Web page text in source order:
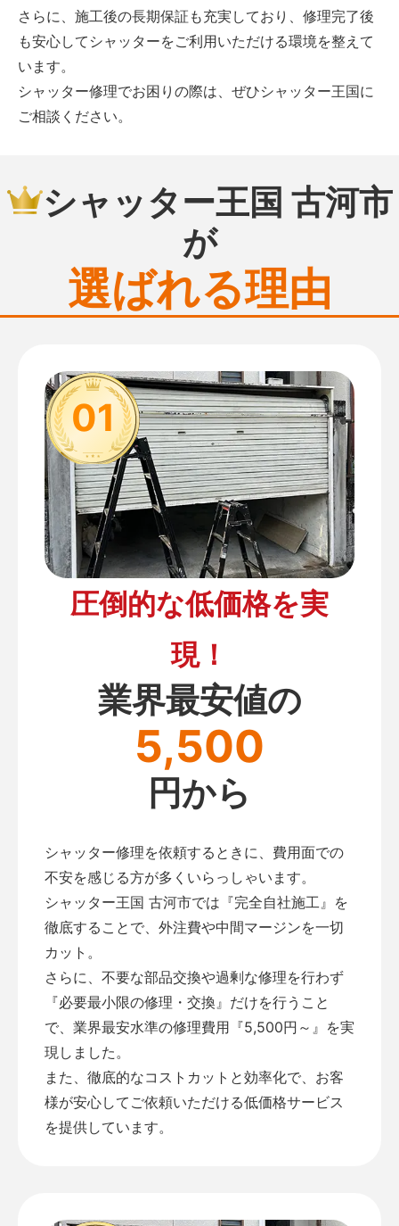
さらに、施工後の長期保証も充実しており、修理完了後
も安心してシャッターをご利用いただける環境を整えて
います。
シャッター修理でお困りの際は、ぜひシャッター王国に
ご相談ください。
シャッター王国 古河市
が
選ばれる理由
01
圧倒的な低価格を実
現！
業界最安値の
5,500
円から
シャッター修理を依頼するときに、費用面での
不安を感じる方が多くいらっしゃいます。
シャッター王国 古河市では『完全自社施工』を
徹底することで、外注費や中間マージンを一切
カット。
さらに、不要な部品交換や過剰な修理を行わず
『必要最小限の修理・交換』だけを行うこと
で、業界最安水準の修理費用『5,500円～』を実
現しました。
また、徹底的なコストカットと効率化で、お客
様が安心してご依頼いただける低価格サービス
を提供しています。